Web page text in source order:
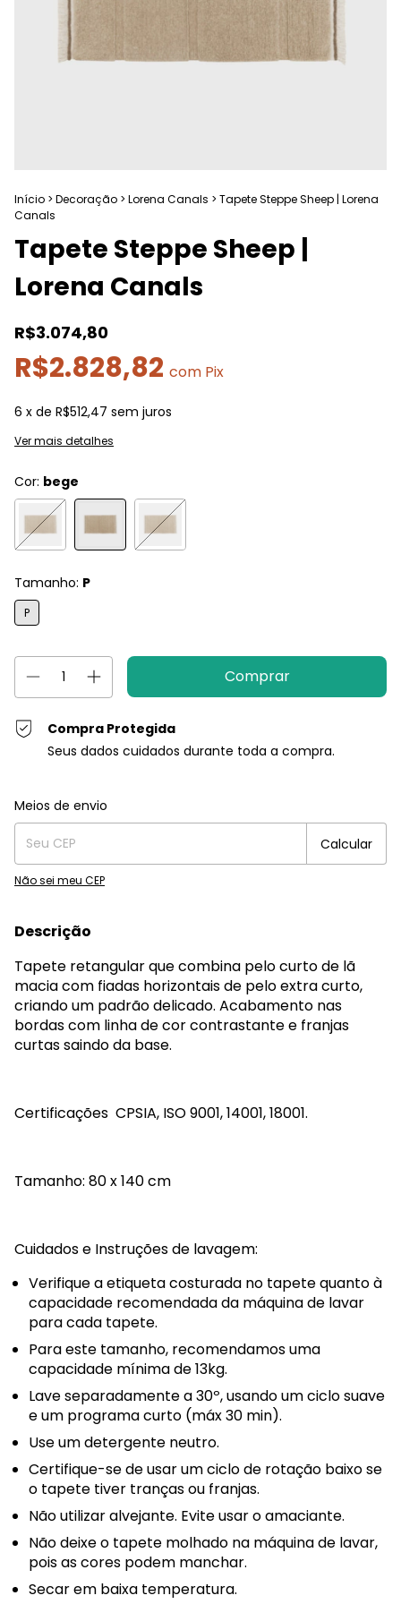
Início > Decoração > Lorena Canals > Tapete Steppe Sheep | Lorena
Canals
Tapete Steppe Sheep |
Lorena Canals
R$3.074,80
R$2.828,82 com Pix
6 x de R$512,47 sem juros
Ver mais detalhes
Cor: bege
Tamanho: P
P
Compra Protegida
Seus dados cuidados durante toda a compra.
Entregas para o CEP:
Meios de envio
Calcular
Não sei meu CEP
Descrição
Tapete retangular que combina pelo curto de lã
macia com fiadas horizontais de pelo extra curto,
criando um padrão delicado. Acabamento nas
bordas com linha de cor contrastante e franjas
curtas saindo da base.
Certificações CPSIA, ISO 9001, 14001, 18001.
Tamanho: 80 x 140 cm
Cuidados e Instruções de lavagem:
Verifique a etiqueta costurada no tapete quanto à
capacidade recomendada da máquina de lavar
para cada tapete.
Para este tamanho, recomendamos uma
capacidade mínima de 13kg.
Lave separadamente a 30º, usando um ciclo suave
e um programa curto (máx 30 min).
Use um detergente neutro.
Certifique-se de usar um ciclo de rotação baixo se
o tapete tiver tranças ou franjas.
Não utilizar alvejante. Evite usar o amaciante.
Não deixe o tapete molhado na máquina de lavar,
pois as cores podem manchar.
Secar em baixa temperatura.